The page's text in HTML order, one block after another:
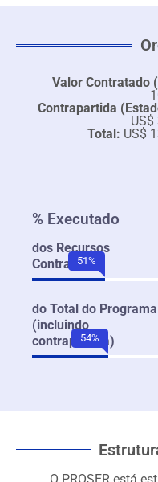
Valor Contratado
Contrapartida
Total: US$
% Executado
dos Recursos
Contratados
61
do Total do Programa
(incluindo
contrapartida)
64 %